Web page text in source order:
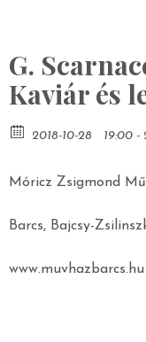
G.
Kaviár és
2018-10-28 19:00 -
Móricz Zsigmond
Barcs, Bajcsy-
www.muvhazbarcs.hu